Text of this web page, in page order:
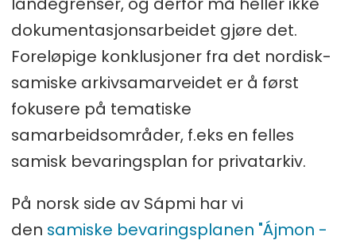
dokumentasjonsarbeidet gjøre det.
Foreløpige konklusjoner fra det nordisk-
samiske arkivsamarveidet er å først
fokusere på tematiske
samarbeidsområder, f.eks en felles
samisk bevaringsplan for privatarkiv.
På norsk side av Sápmi har vi
den samiske bevaringsplanen "Ájmon -